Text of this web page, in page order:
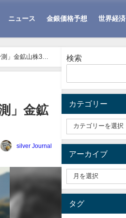
ニュース 金銀価格予想 世界経済
」金鉱山株3つ
」金鉱
silver Journal
検索
カテゴリー
アーカイブ
タグ